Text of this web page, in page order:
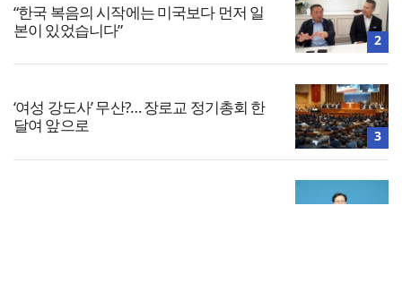
“한국 복음의 시작에는 미국보다 먼저 일
본이 있었습니다”
2
‘여성 강도사’ 무산?… 장로교 정기총회 한
달여 앞으로
3